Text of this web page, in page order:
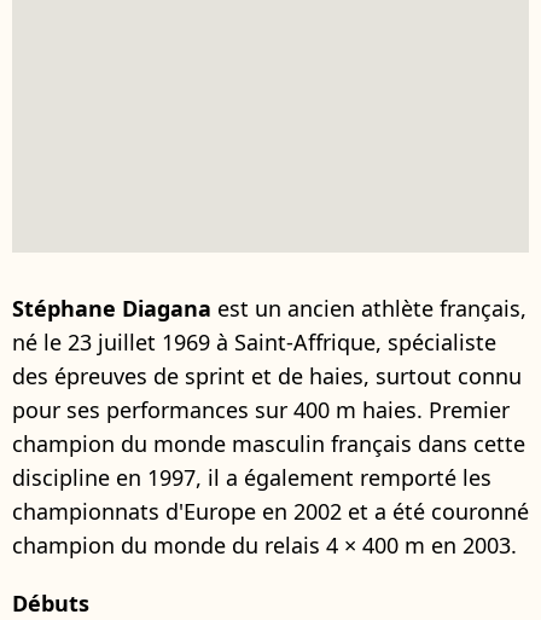
Stéphane Diagana est un ancien athlète français,
né le 23 juillet 1969 à Saint-Affrique, spécialiste
des épreuves de sprint et de haies, surtout connu
pour ses performances sur 400 m haies. Premier
champion du monde masculin français dans cette
discipline en 1997, il a également remporté les
championnats d'Europe en 2002 et a été couronné
champion du monde du relais 4 × 400 m en 2003.
Débuts